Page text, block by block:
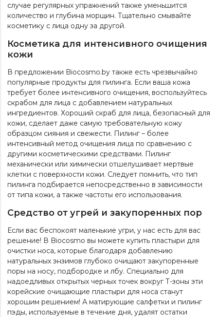
случае регулярных упражнений также уменьшится
количество и глубина морщин. Тщательно смывайте
косметику с лица одну за другой.
Косметика для интенсивного очищения
кожи
В предложении Biocosmo.by также есть чрезвычайно
популярные продукты для пилинга. Если ваша кожа
требует более интенсивного очищения, воспользуйтесь
скрабом для лица с добавлением натуральных
ингредиентов. Хороший скраб для лица, безопасный для
кожи, сделает даже самую требовательную кожу
образцом сияния и свежести. Пилинг – более
интенсивный метод очищения лица по сравнению с
другими косметическими средствами. Пилинг
механически или химически отшелушивает мертвые
клетки с поверхности кожи. Следует помнить, что тип
пилинга подбирается непосредственно в зависимости
от типа кожи, а также частоты его использования.
Средство от угрей и закупоренных пор
Если вас беспокоят маленькие угри, у нас есть для вас
решение! В Biocosmo вы можете купить пластыри для
очистки носа, которые благодаря добавлению
натуральных энзимов глубоко очищают закупоренные
поры на носу, подбородке и лбу. Специально для
надоедливых открытых черных точек вокруг Т-зоны эти
корейские очищающие пластыри для носа станут
хорошим решением! А матирующие салфетки и пилинг
пэды, используемые в течение дня, удалят остатки